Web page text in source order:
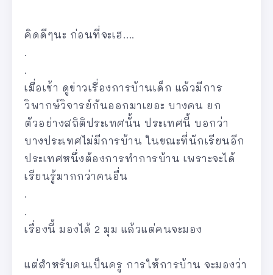
คิดดีๆนะ ก่อนที่จะเฮ….
.
.
เมื่อเช้า ดูข่าวเรื่องการบ้านเด็ก แล้วมีการ
วิพากษ์วิจารย์กันออกมาเยอะ บางคน ยก
ตัวอย่างสถิติประเทศนั้น ประเทศนี้ บอกว่า
บางประเทศไม่มีการบ้าน ในขณะที่นักเรียนอีก
ประเทศหนึ่งต้องการทำการบ้าน เพราะจะได้
เรียนรู้มากกว่าคนอื่น
.
.
เรื่องนี้ มองได้ 2 มุม แล้วแต่คนจะมอง
แต่สำหรับคนเป็นครู การให้การบ้าน จะมองว่า